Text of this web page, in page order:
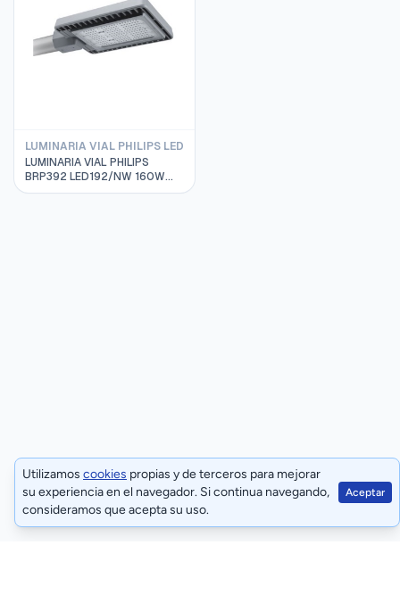
LUMINARIA VIAL PHILIPS LED
LUMINARIA VIAL PHILIPS
BRP392 LED192/NW 160W
220-240V DM MP1
Utilizamos cookies propias y de terceros para mejorar
su experiencia en el navegador. Si continua navegando,
consideramos que acepta su uso.
Aceptar